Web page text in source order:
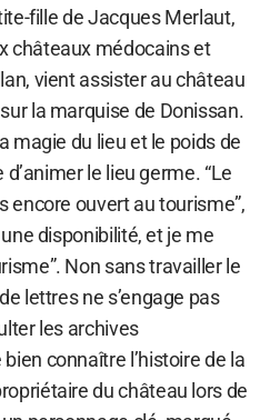
fille de Jacques Merlaut,
châteaux médocains et
vient assister au château
la marquise de Donissan.
magie du lieu et le poids de
d’animer le lieu germe. “Le
encore ouvert au tourisme”,
disponibilité, et je me
Non sans travailler le
lettres ne s’engage pas
les archives
connaître l’histoire de la
du château lors de